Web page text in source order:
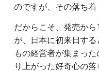
のですが、その落ち
だからこそ、発売か
が、日本に初来日す
もの経営者が集まっ
り上がった好奇心の